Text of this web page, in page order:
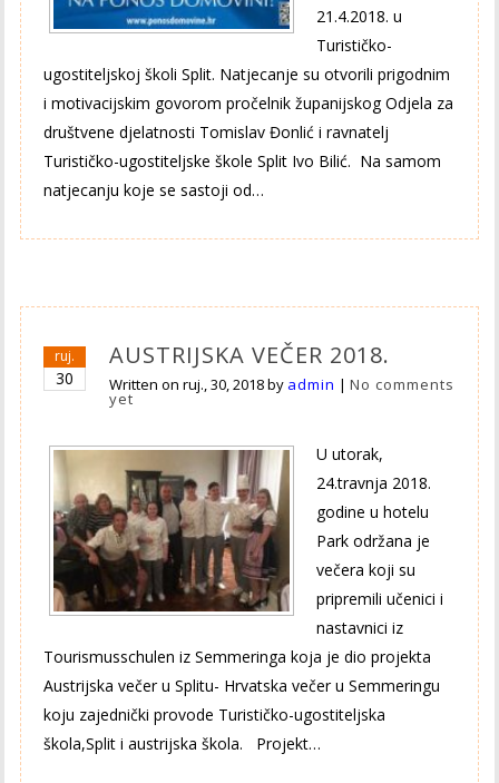
21.4.2018. u
Turističko-
ugostiteljskoj školi Split. Natjecanje su otvorili prigodnim
i motivacijskim govorom pročelnik županijskog Odjela za
društvene djelatnosti Tomislav Đonlić i ravnatelj
Turističko-ugostiteljske škole Split Ivo Bilić. Na samom
natjecanju koje se sastoji od…
ruj.
30
AUSTRIJSKA VEČER 2018.
Written onruj., 30, 2018by admin |No comments
yet
U utorak,
24.travnja 2018.
godine u hotelu
Park održana je
večera koji su
pripremili učenici i
nastavnici iz
Tourismusschulen iz Semmeringa koja je dio projekta
Austrijska večer u Splitu- Hrvatska večer u Semmeringu
koju zajednički provode Turističko-ugostiteljska
škola,Split i austrijska škola. Projekt…